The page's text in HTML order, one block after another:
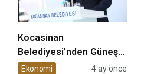
Kocasinan
Belediyesi’nden Güneş
Enerjisi Hamlesi
Ekonomi 4 ay önce